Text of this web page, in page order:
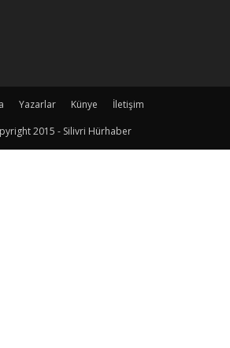
Yazarlar Künye
İletişim
2015 - Silivri Hürhaber